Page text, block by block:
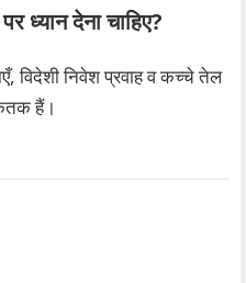
ध्यान देना चाहिए?
विदेशी निवेश प्रवाह व कच्चे तेल
हैं।